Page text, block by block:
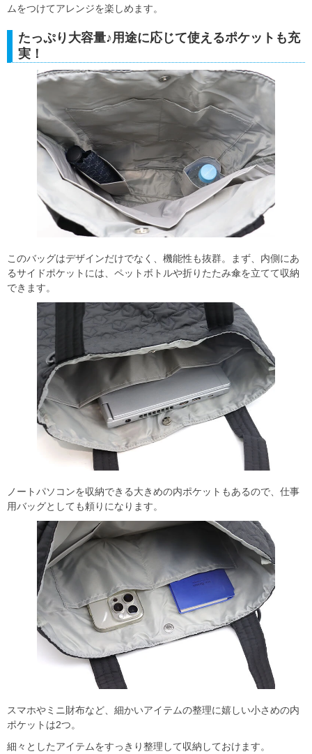
ムをつけてアレンジを楽しめます。
たっぷり大容量♪用途に応じて使えるポケットも充
実！
このバッグはデザインだけでなく、機能性も抜群。まず、内側にあ
るサイドポケットには、ペットボトルや折りたたみ傘を立てて収納
できます。
ノートパソコンを収納できる大きめの内ポケットもあるので、仕事
用バッグとしても頼りになります。
スマホやミニ財布など、細かいアイテムの整理に嬉しい小さめの内
ポケットは2つ。
細々としたアイテムをすっきり整理して収納しておけます。